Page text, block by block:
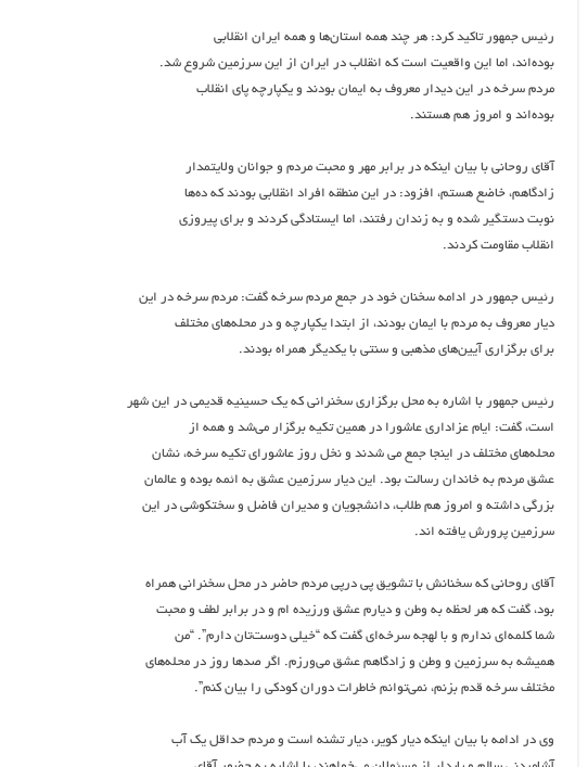
رئیس جمهور تاکید کرد: هر چند همه استان‌ها و همه ایران انقلابی
بوده‌اند، اما این واقعیت است که انقلاب در ایران از این سرزمین شروع شد.
مردم سرخه در این دیدار معروف به ایمان بودند و یکپارچه پای انقلاب
بوده‌اند و امروز هم هستند.
آقای روحانی با بیان اینکه در برابر مهر و محبت مردم و جوانان ولایتمدار
زادگاهم، خاضع هستم، افزود: در این منطقه افراد انقلابی بودند که ده‌ها
نوبت دستگیر شده و به زندان رفتند، اما ایستادگی کردند و برای پیروزی
انقلاب مقاومت کردند.
رئیس جمهور در ادامه سخنان خود در جمع مردم سرخه گفت: مردم سرخه در این
دیار معروف به مردم با ایمان بودند، از ابتدا یکپارچه و در محله‌های مختلف
برای برگزاری آیین‌های مذهبی و سنتی با یکدیگر همراه بودند.
رئیس جمهور با اشاره به محل برگزاری سخنرانی که یک حسینیه قدیمی در این شهر
است، گفت: ایام عزاداری عاشورا در همین تکیه برگزار می‌شد و همه از
محله‌های مختلف در اینجا جمع می شدند و نخل روز عاشورای تکیه سرخه، نشان
عشق مردم به خاندان رسالت بود. این دیار سرزمین عشق به ائمه بوده و عالمان
بزرگی داشته و امروز هم طلاب، دانشجویان و مدیران فاضل و سختکوشی در این
سرزمین پرورش یافته اند.
آقای روحانی که سخنانش با تشویق پی درپی مردم حاضر در محل سخنرانی همراه
بود، گفت که هر لحظه به وطن و دیارم عشق ورزیده ام و در برابر لطف و محبت
شما کلمه‌ای ندارم و با لهجه سرخه‌ای گفت که “خیلی دوست‌تان دارم”. “من
همیشه به سرزمین و وطن و زادگاهم عشق می‌ورزم. اگر صدها روز در محله‌های
مختلف سرخه قدم بزنم، نمی‌توانم خاطرات دوران کودکی را بیان کنم”.
وی در ادامه با بیان اینکه دیار کویر، دیار تشنه است و مردم حداقل یک آب